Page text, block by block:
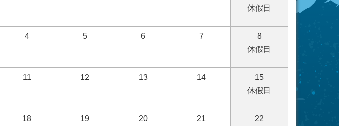
休假日
4 5 6 7
8
休假日
11 12 13 14
15
休假日
18 19 20 21
22